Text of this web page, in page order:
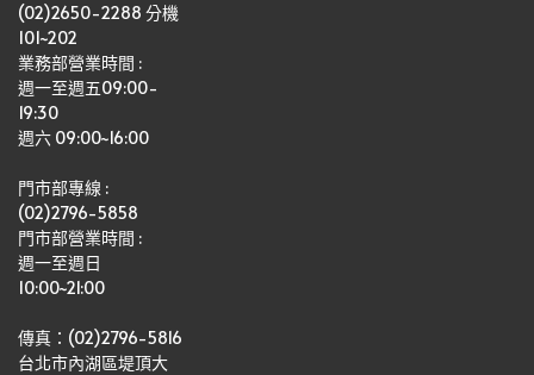
(02)2650-2288 分機
101~202
業務部營業時間 :
週一至週五09:00-
19:30
週六 09:00~16:00
門市部專線 :
(02)2796-5858
門市部營業時間 :
週一至週日
10:00~21:00
傳真：(02)2796-5816
台北市內湖區堤頂大